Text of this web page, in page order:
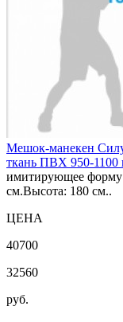
Мешок-манекен
ткань ПВХ 950-1100
имитирующее форму
см.Высота: 180 см..
ЦЕНА
40700
32560
руб.